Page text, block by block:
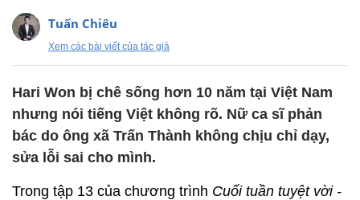
Tuấn Chiêu
Xem các bài viết của tác giả
Hari Won bị chê sống hơn 10 năm tại Việt Nam
nhưng nói tiếng Việt không rõ. Nữ ca sĩ phản
bác do ông xã Trấn Thành không chịu chỉ dạy,
sửa lỗi sai cho mình.
Trong tập 13 của chương trình Cuối tuần tuyệt vời -